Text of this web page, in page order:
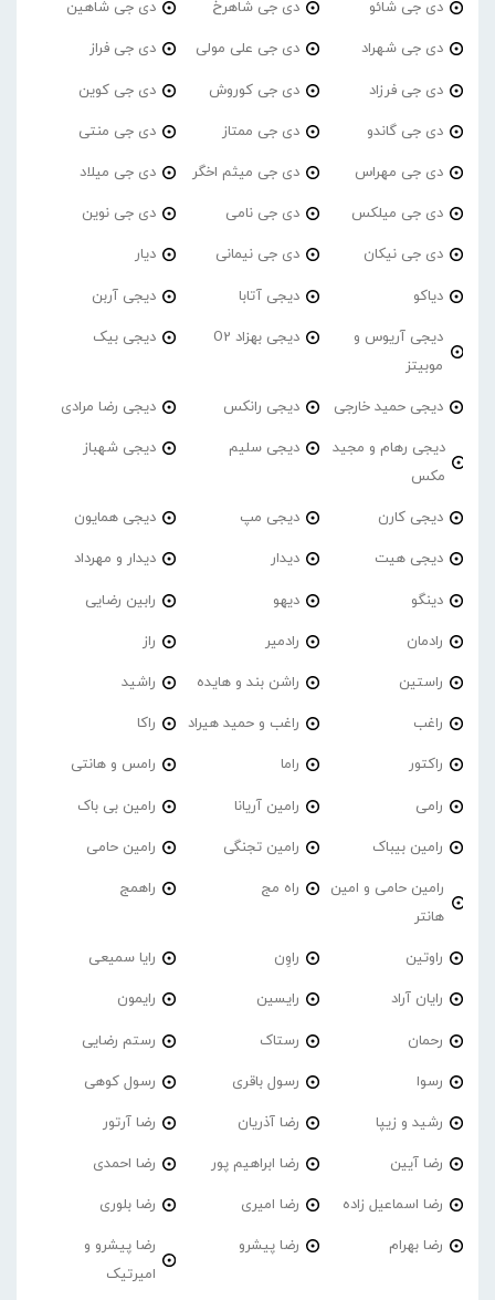
دی جی شائو دی جی شاهرخ دی جی شاهین
دی جی شهراد دی جی علی مولی دی جی فراز
دی جی فرزاد دی جی کوروش دی جی کوین
دی جی گاندو دی جی ممتاز دی جی منتی
دی جی مهراس دی جی میثم اخگر دی جی میلاد
دی جی میلکس دی جی نامی دی جی نوین
دی جی نیکان دی جی نیمانی دیار
دیاکو دیجی آتابا دیجی آربن
دیجی آریوس و
موبیتز
دیجی بهزاد O2 دیجی بیک
دیجی حمید خارجی دیجی رانکس دیجی رضا مرادی
دیجی رهام و مجید
مکس
دیجی سلیم دیجی شهباز
دیجی کارن دیجی مپ دیجی همایون
دیجی هیت دیدار دیدار و مهرداد
دینگو دیهو رابین رضایی
رادمان رادمیر راز
راستین راشن بند و هایده راشید
راغب راغب و حمید هیراد راکا
راکتور راما رامس و هانتی
رامی رامین آریانا رامین بی باک
رامین بیباک رامین تجنگی رامین حامی
رامین حامی و امین
هانتر
راه مج راهمج
راوتین راوِن رایا سمیعی
رایان آراد رایسین رایمون
رحمان رستاک رستم رضایی
رسوا رسول باقری رسول کوهی
رشید و زیپا رضا آذریان رضا آرتور
رضا آیین رضا ابراهیم پور رضا احمدی
رضا اسماعیل زاده رضا امیری رضا بلوری
رضا بهرام رضا پیشرو
رضا پیشرو و
امیرتیک